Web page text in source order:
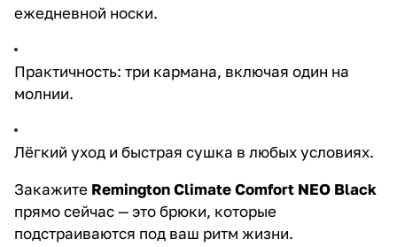
ежедневной носки.
Практичность: три кармана, включая один на
молнии.
Лёгкий уход и быстрая сушка в любых условиях.
Закажите Remington Climate Comfort NEO Black
прямо сейчас — это брюки, которые
подстраиваются под ваш ритм жизни.